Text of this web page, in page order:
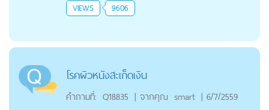
VIEWS 9606
โรคผิวหนังสะเก็ดเงิน
คำถามที่: Q18835 | จากคุณ smart | 6/7/2559